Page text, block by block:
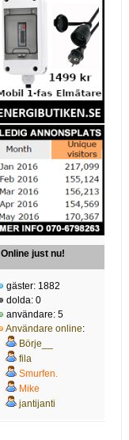
Online just nu!
gäster: 1882
dolda: 0
användare: 5
Användare online:
Börje__
fila
Smurfen.
Mike
jantijanti